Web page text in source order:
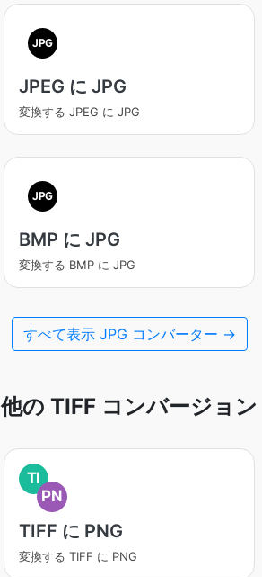
JPG
JPEG に JPG
変換する JPEG に JPG
JPG
BMP に JPG
変換する BMP に JPG
すべて表示 JPG コンバーター →
他の TIFF コンバージョン
TI
PN
TIFF に PNG
変換する TIFF に PNG